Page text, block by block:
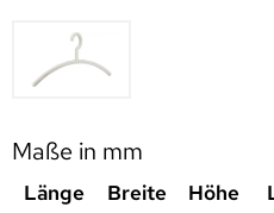
Maße in mm
Länge Breite Höhe